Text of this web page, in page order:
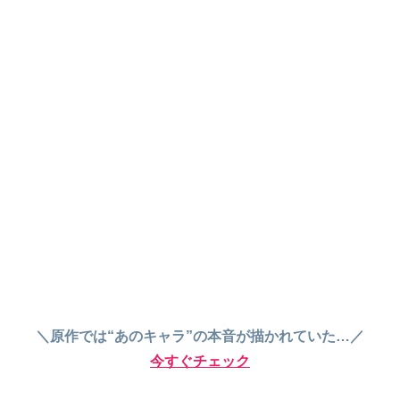
＼原作では“あのキャラ”の本音が描かれていた…／
今すぐチェック